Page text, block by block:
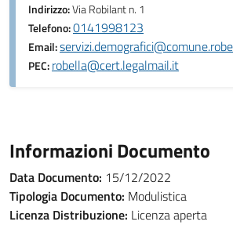
Indirizzo:Via Robilant n. 1
Telefono:0141998123
Email:
PEC:robella@cert.legalmail.it
Informazioni Documento
Data Documento: 15/12/2022
Tipologia Documento: Modulistica
Licenza Distribuzione: Licenza aperta